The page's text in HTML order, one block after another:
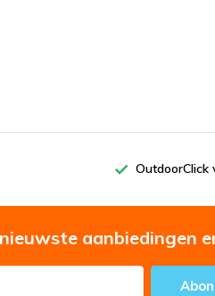
OutdoorClick
aanbiedingen